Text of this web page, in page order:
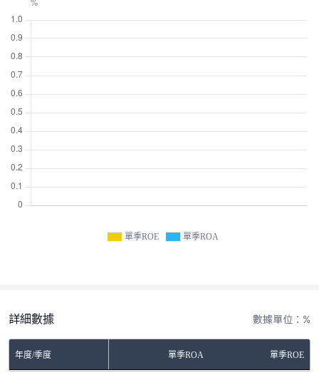
單季ROE 單季ROA
詳細數據 數據單位：%
年度/季度 單季ROA 單季ROE